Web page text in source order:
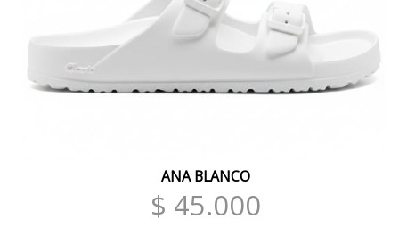
ORO COMBINADO
DORADO
NATURAL METALIZADO
LIMA
ANA BLANCO
$ 45.000